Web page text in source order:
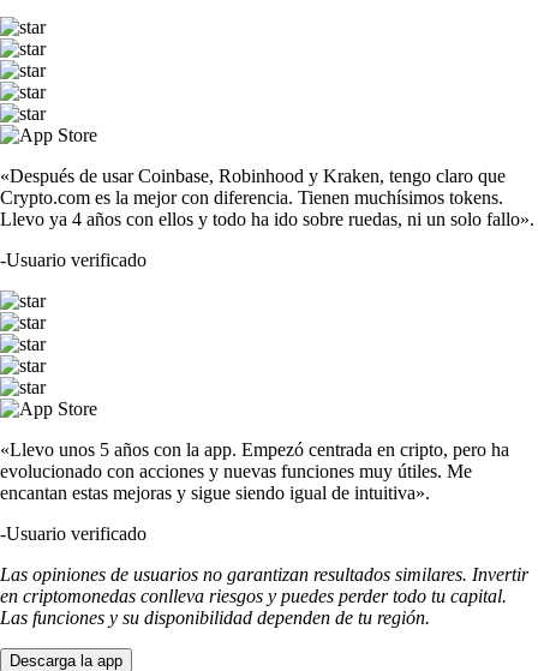
«Después de usar Coinbase, Robinhood y Kraken, tengo claro que
Crypto.com es la mejor con diferencia. Tienen muchísimos tokens.
Llevo ya 4 años con ellos y todo ha ido sobre ruedas, ni un solo fallo».
-Usuario verificado
«Llevo unos 5 años con la app. Empezó centrada en cripto, pero ha
evolucionado con acciones y nuevas funciones muy útiles. Me
encantan estas mejoras y sigue siendo igual de intuitiva».
-Usuario verificado
Las opiniones de usuarios no garantizan resultados similares. Invertir
en criptomonedas conlleva riesgos y puedes perder todo tu capital.
Las funciones y su disponibilidad dependen de tu región.
Descarga la app